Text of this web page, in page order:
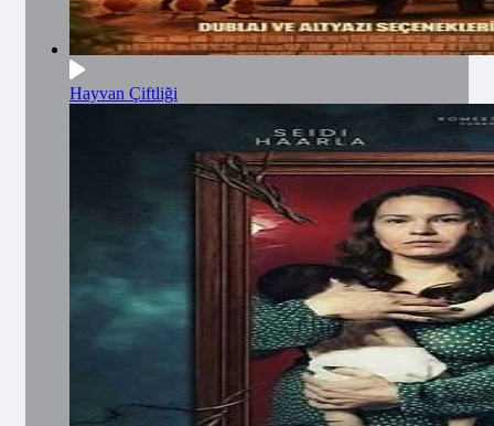
Hayvan Çiftliği